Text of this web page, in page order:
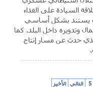
السيادة على الغذاء
يستند بشكل أساسي
وتدويره داخل البلد. كما
الذي حدث عن مسار إنتاج
5 التالي الأخير